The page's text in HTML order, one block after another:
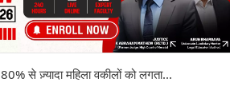
80% से ज़्यादा महिला वकीलों को लगता...